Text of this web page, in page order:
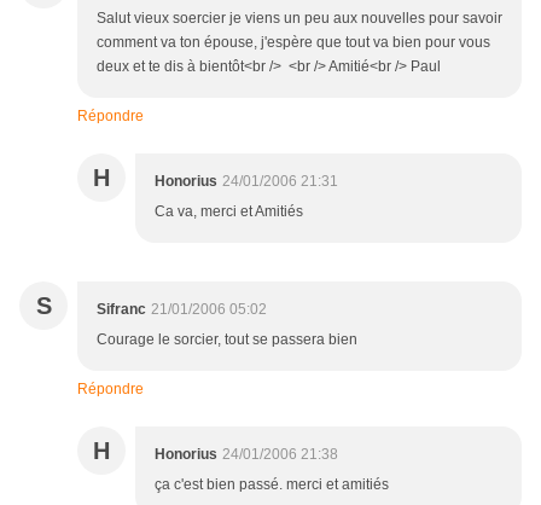
Salut vieux soercier je viens un peu aux nouvelles pour savoir
comment va ton épouse, j'espère que tout va bien pour vous
deux et te dis à bientôt<br /> <br /> Amitié<br /> Paul
Répondre
H Honorius 24/01/2006 21:31
Ca va, merci et Amitiés
S Sifranc 21/01/2006 05:02
Courage le sorcier, tout se passera bien
Répondre
H Honorius 24/01/2006 21:38
ça c'est bien passé. merci et amitiés